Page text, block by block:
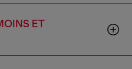
ET